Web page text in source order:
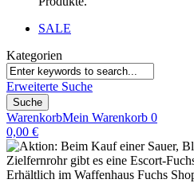
SALE
Kategorien
Erweiterte Suche
Suche
WarenkorbMein Warenkorb 0
0,00 €